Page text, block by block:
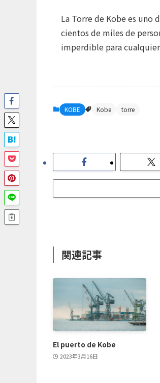
La Torre de Kobe es uno
cientos de miles de
imperdible para
KOBE Kobe torre
関連記事
El puerto de Kobe
2023年3月16日